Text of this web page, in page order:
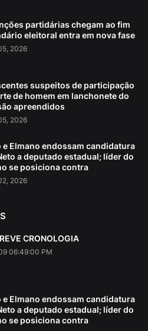
partidárias chegam ao fim
eleitoral entra em nova fase
2026
suspeitos de participação
de homem em lanchonete do
apreendidos
2026
e Elmano endossam candidatura
a deputado estadual; líder do
se posiciona contra
2026
CRONOLOGIA
06:49:00 PM
e Elmano endossam candidatura
a deputado estadual; líder do
se posiciona contra